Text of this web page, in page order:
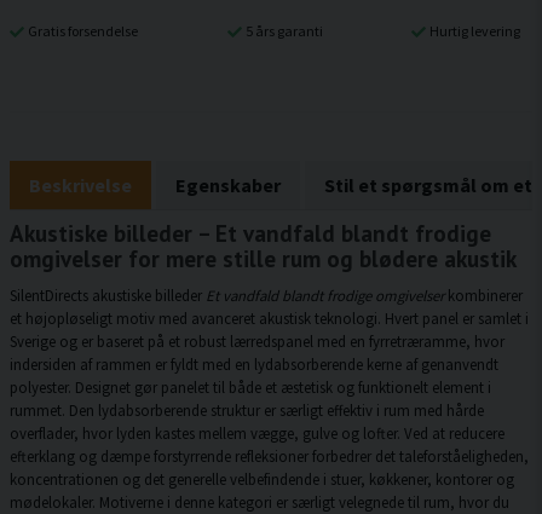
Gratis forsendelse 5 års garanti Hurtig levering
Beskrivelse Egenskaber Stil et spørgsmål om et
Akustiske billeder – Et vandfald blandt frodige
omgivelser for mere stille rum og blødere akustik
SilentDirects akustiske billeder Et vandfald blandt frodige omgivelserkombinerer
et højopløseligt motiv med avanceret akustisk teknologi. Hvert panel er samlet i
Sverige og er baseret på et robust lærredspanel med en fyrretræramme, hvor
indersiden af rammen er fyldt med en lydabsorberende kerne af genanvendt
polyester. Designet gør panelet til både et æstetisk og funktionelt element i
rummet. Den lydabsorberende struktur er særligt effektiv i rum med hårde
overflader, hvor lyden kastes mellem vægge, gulve og lofter. Ved at reducere
efterklang og dæmpe forstyrrende refleksioner forbedrer det taleforståeligheden,
koncentrationen og det generelle velbefindende i stuer, køkkener, kontorer og
mødelokaler. Motiverne i denne kategori er særligt velegnede til rum, hvor du